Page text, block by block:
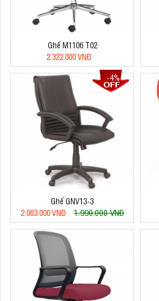
Ghế M1106 T02
2.322.000 VNĐ
-4%
Ghế GNV13-3
2.063.000 VNĐ
1.990.000 VNĐ